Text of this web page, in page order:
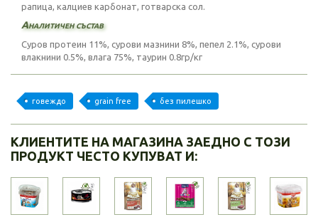
рапица, калциев карбонат, готварска сол.
Аналитичен състав
Суров протеин 11%, сурови мазнини 8%, пепел 2.1%, сурови
влакнини 0.5%, влага 75%, таурин 0.8гр/кг
говеждо grain free без пилешко
КЛИЕНТИТЕ НА МАГАЗИНА ЗАЕДНО С ТОЗИ
ПРОДУКТ ЧЕСТО КУПУВАТ И: